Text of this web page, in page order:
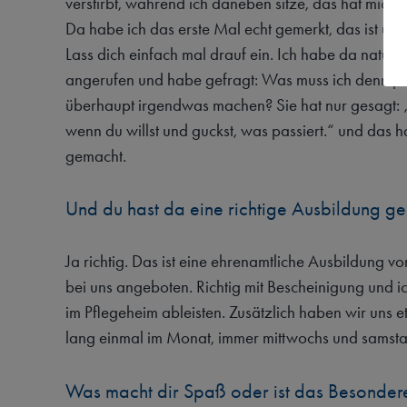
Da habe ich das erste Mal echt gemerkt, das ist
Lass dich einfach mal drauf ein. Ich habe da
angerufen und habe gefragt: Was muss ich denn
überhaupt irgendwas machen? Sie hat nur gesagt:
wenn du willst und guckst, was passiert.“ und das
gemacht.
Und du hast da eine richtige Ausbildung
Ja richtig. Das ist eine ehrenamtliche Ausbildung
bei uns angeboten. Richtig mit Bescheinigung und
im Pflegeheim ableisten. Zusätzlich haben wir uns
lang einmal im Monat, immer mittwochs und
Was macht dir Spaß oder ist das